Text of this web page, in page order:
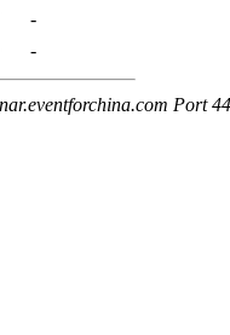
-
-
Port